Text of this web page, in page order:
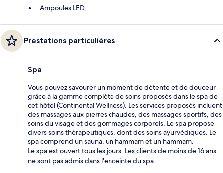
Ampoules LED
Prestations particulières
Spa
Vous pouvez savourer un moment de détente et de douceur
grâce à la gamme complète de soins proposés dans le spa de
cet hôtel (Continental Wellness). Les services proposés incluent
des massages aux pierres chaudes, des massages sportifs, des
soins du visage et des gommages corporels. Le spa propose
divers soins thérapeutiques, dont des soins ayurvédiques. Le
spa comprend un sauna, un hammam et un hammam.
Le spa est ouvert tous les jours. Les clients de moins de 16 ans
ne sont pas admis dans l'enceinte du spa.